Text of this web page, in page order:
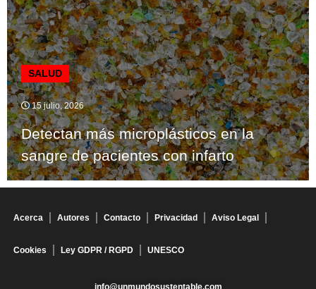
SALUD
15 julio, 2026
Detectan más microplásticos en la
sangre de pacientes con infarto
Acerca Autores Contacto Privacidad Aviso Legal
Cookies Ley GDPR / RGPD UNESCO
info@unmundosustentable.com